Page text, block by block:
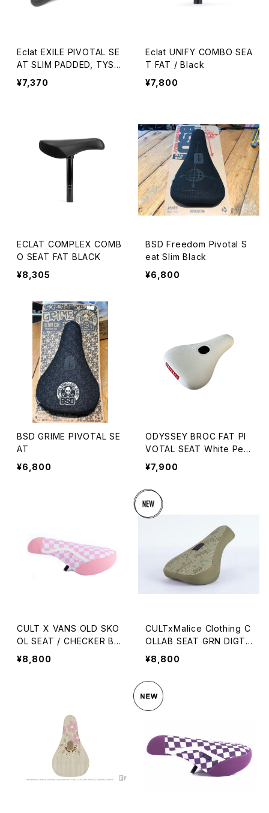
Eclat EXILE PIVOTAL SE
AT SLIM PADDED, TYSO
N /Black
¥7,370
Eclat UNIFY COMBO SEA
T FAT / Black
¥7,800
ECLAT COMPLEX COMB
O SEAT FAT BLACK
¥8,305
BSD Freedom Pivotal S
eat Slim Black
¥6,800
BSD GRIME PIVOTAL SE
AT
¥6,800
ODYSSEY BROC FAT PI
VOTAL SEAT White Perf
orated
¥7,900
CULT X VANS OLD SKO
OL SEAT / CHECKER BO
ARD / PINK
¥8,800
CULTxMalice Clothing C
OLLAB SEAT GRN DIGTA
L CAMO
¥8,800